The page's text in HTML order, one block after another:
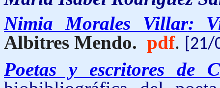
Nimia Morales Villar:
Albitres Mendo. pdf.
Poetas y escritores de